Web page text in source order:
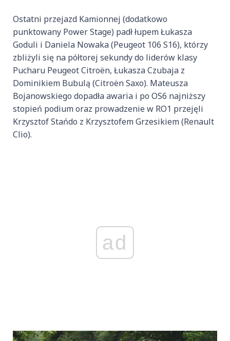
Ostatni przejazd Kamionnej (dodatkowo
punktowany Power Stage) padł łupem Łukasza
Goduli i Daniela Nowaka (Peugeot 106 S16), którzy
zbliżyli się na półtorej sekundy do liderów klasy
Pucharu Peugeot Citroën, Łukasza Czubaja z
Dominikiem Bubulą (Citroën Saxo). Mateusza
Bojanowskiego dopadła awaria i po OS6 najniższy
stopień podium oraz prowadzenie w RO1 przejęli
Krzysztof Stańdo z Krzysztofem Grzesikiem (Renault
Clio).
ad